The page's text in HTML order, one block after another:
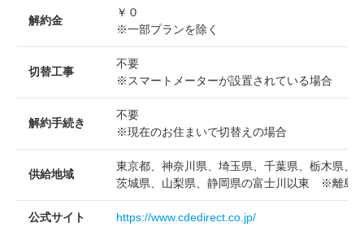
解約金
￥０
※一部プランを除く
切替工事
不要
※スマートメーターが設置されている場合
解約手続き
不要
※現在のお住まいで切替えの場合
供給地域
東京都、神奈川県、埼玉県、千葉県、栃木県、
茨城県、山梨県、静岡県の富士川以東 ※離島
公式サイト https://www.cdedirect.co.jp/